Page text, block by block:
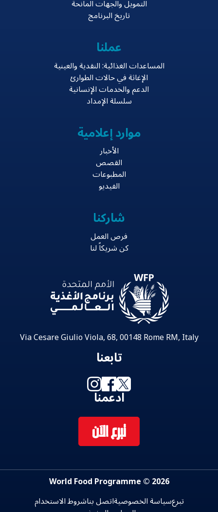
التمويل والجهات المانحة
تاريخ البرنامج
عملنا
المساعدات الغذائية: النقدية والعينية
الإغاثة في حالات الطوارئ
الدعم والخدمات الإنسانية
سلسلة الإمداد
موارد إعلامية
الأخبار
القصص
المطبوعات
الفيديو
شاركنا
فرص العمل
كن شريكاً لنا
Via Cesare Giulio Viola, 68, 00148 Rome RM, Italy
تابعنا
ادعمنا
تبرع الآن
2026 © World Food Programme
تبرعسياسة الخصوصيةاتصل بناشروط الاستخدام